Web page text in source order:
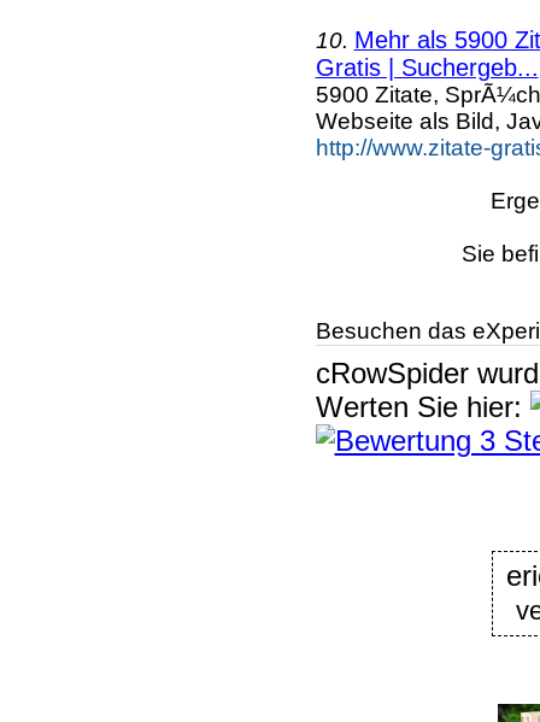
10. Mehr als 5900
Gratis | Suchergeb...
5900 Zitate,
Webseite als Bild,
http://www.zitate-
Sie
Besuchen das
cRowSpider
Werten Sie hier: